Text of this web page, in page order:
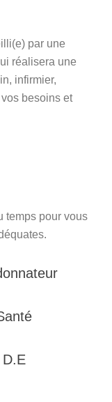
par une
réalisera une
infirmier,
besoins et
temps pour vous